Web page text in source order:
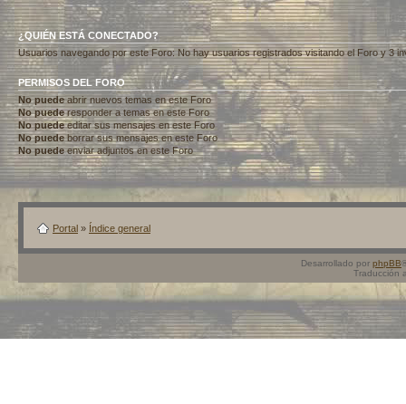
¿QUIÉN ESTÁ CONECTADO?
Usuarios navegando por este Foro: No hay usuarios registrados visitando el Foro y 3
PERMISOS DEL FORO
No puedeabrir nuevos temas en este Foro
No puederesponder a temas en este Foro
No puedeeditar sus mensajes en este Foro
No puedeborrar sus mensajes en este Foro
No puedeenviar adjuntos en este Foro
Portal » Índice general
Desarrollado por phpBB
Traducción